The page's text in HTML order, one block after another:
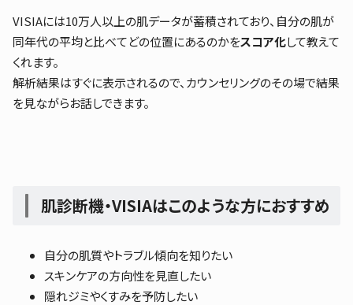
VISIAには10万人以上の肌データが蓄積されており、自分の肌が
同年代の平均と比べてどの位置にあるのかをスコア化して教えて
くれます。
解析結果はすぐに表示されるので、カウンセリングのその場で結果
を見ながらお話しできます。
肌診断機・VISIAはこのような方におすすめ
自分の肌質やトラブル傾向を知りたい
スキンケアの方向性を見直したい
隠れジミやくすみを予防したい